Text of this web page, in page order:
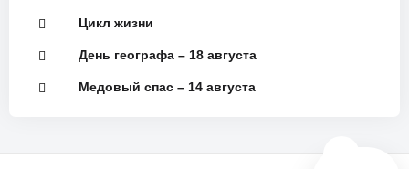
Цикл жизни
День географа – 18 августа
Медовый спас – 14 августа